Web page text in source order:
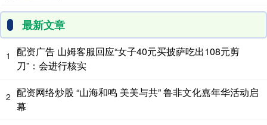
最新文章
1
配资广告 山姆客服回应“女子40元买披萨吃出108元剪
刀”：会进行核实
2 配资网络炒股 “山海和鸣 美美与共” 鲁非文化嘉年华活动启
幕